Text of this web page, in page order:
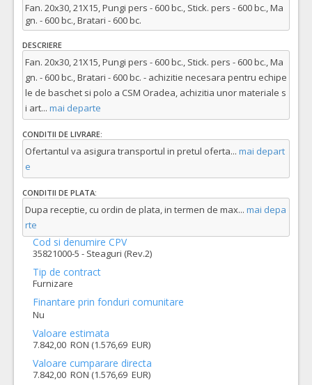
Fan. 20x30, 21X15, Pungi pers - 600 bc., Stick. pers - 600 bc., Ma
gn. - 600 bc., Bratari - 600 bc.
DESCRIERE
Fan. 20x30, 21X15, Pungi pers - 600 bc., Stick. pers - 600 bc., Ma
gn. - 600 bc., Bratari - 600 bc. - achizitie necesara pentru echipe
le de baschet si polo a CSM Oradea, achizitia unor materiale s
i art... mai departe
CONDITII DE LIVRARE:
Ofertantul va asigura transportul in pretul oferta... mai depart
e
CONDITII DE PLATA:
Dupa receptie, cu ordin de plata, in termen de max... mai depa
rte
Cod si denumire CPV
35821000-5 - Steaguri (Rev.2)
Tip de contract
Furnizare
Finantare prin fonduri comunitare
Nu
Valoare estimata
7.842,00 RON (1.576,69 EUR)
Valoare cumparare directa
7.842,00 RON (1.576,69 EUR)